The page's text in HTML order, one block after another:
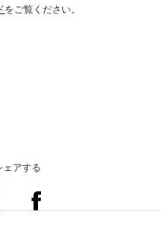
をご覧ください。
ェアする